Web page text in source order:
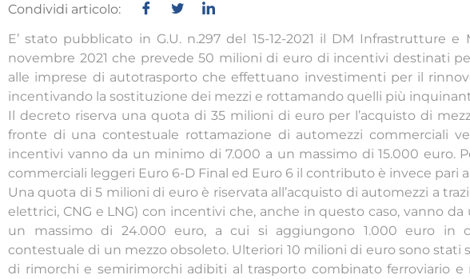
Condividi articolo:
E’ stato pubblicato in G.U. n.297 del 15-12-2021 il DM Infrastrutture e
novembre 2021 che prevede 50 milioni di euro di incentivi destinati
alle imprese di autotrasporto che effettuano investimenti per il
incentivando la sostituzione dei mezzi e rottamando quelli più
Il decreto riserva una quota di 35 milioni di euro per l’acquisto di
fronte di una contestuale rottamazione di automezzi commerciali
incentivi vanno da un minimo di 7.000 a un massimo di 15.000 euro.
commerciali leggeri Euro 6-D Final ed Euro 6 il contributo è invece pari
Una quota di 5 milioni di euro è riservata all’acquisto di automezzi a
elettrici, CNG e LNG) con incentivi che, anche in questo caso, vanno
un massimo di 24.000 euro, a cui si aggiungono 1.000 euro in
contestuale di un mezzo obsoleto. Ulteriori 10 milioni di euro sono stati
di rimorchi e semirimorchi adibiti al trasporto combinato ferroviario